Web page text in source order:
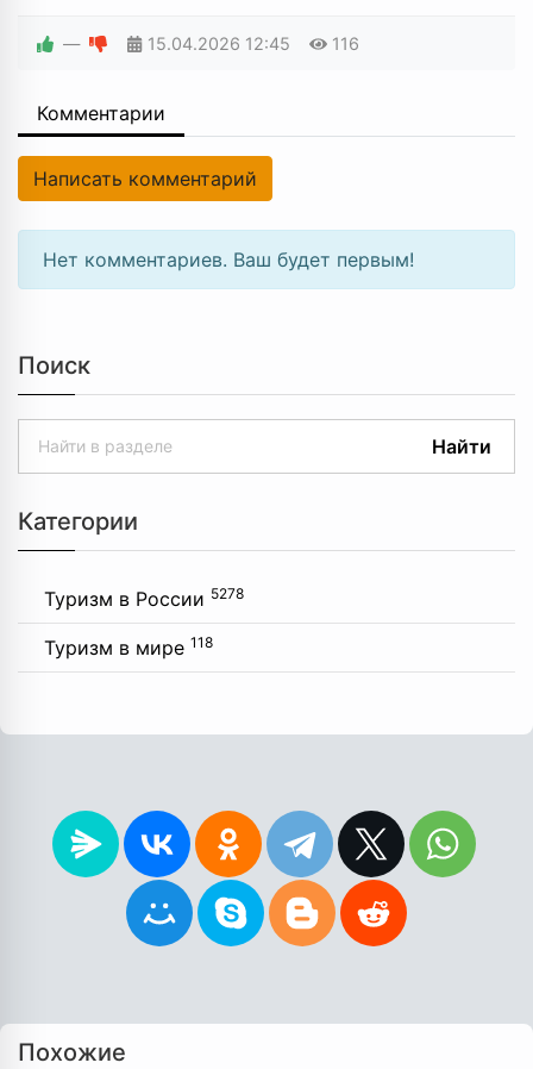
— 15.04.2026 12:45 116
Комментарии
Написать комментарий
Нет комментариев. Ваш будет первым!
Поиск
Найти
Категории
Туризм в России 5278
Туризм в мире 118
Похожие